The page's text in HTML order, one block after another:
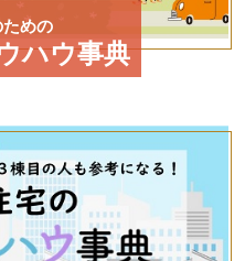
めの
ハウ事典